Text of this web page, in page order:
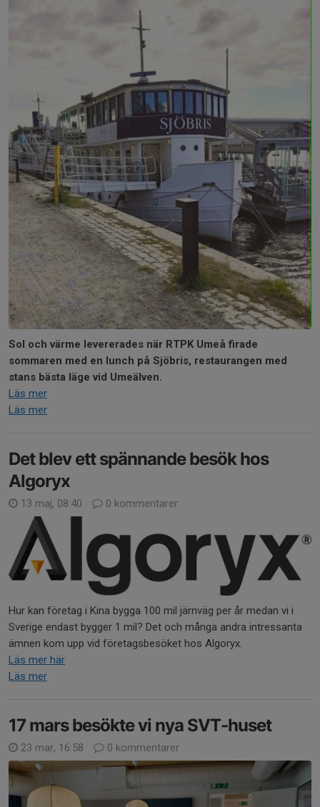
Sol och värme levererades när RTPK Umeå firade
sommaren med en lunch på Sjöbris, restaurangen med
stans bästa läge vid Umeälven.
Läs mer
Läs mer
Det blev ett spännande besök hos
Algoryx
13 maj, 08:40 0 kommentarer
Hur kan företag i Kina bygga 100 mil järnväg per år medan vi i
Sverige endast bygger 1 mil? Det och många andra intressanta
ämnen kom upp vid företagsbesöket hos Algoryx.
Läs mer här
Läs mer
17 mars besökte vi nya SVT-huset
23 mar, 16:58 0 kommentarer